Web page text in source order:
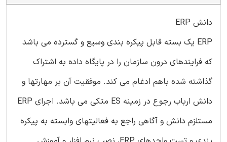
دانش ERP
ERP یک بسته قابل پیکره بندی وسیع و گسترده می باشد
که فرایندهای درون سازمان را در پایگاه داده به اشتراک
گذاشته شده باهم ادغام می کند. موفقیت آن بر مهارتها و
دانش ارباب رجوع در زمینه ES متکی می باشد. اجرای ERP
مستلزم دانش و آگاهی راجع به فعالیتهای وابسته به پیکره